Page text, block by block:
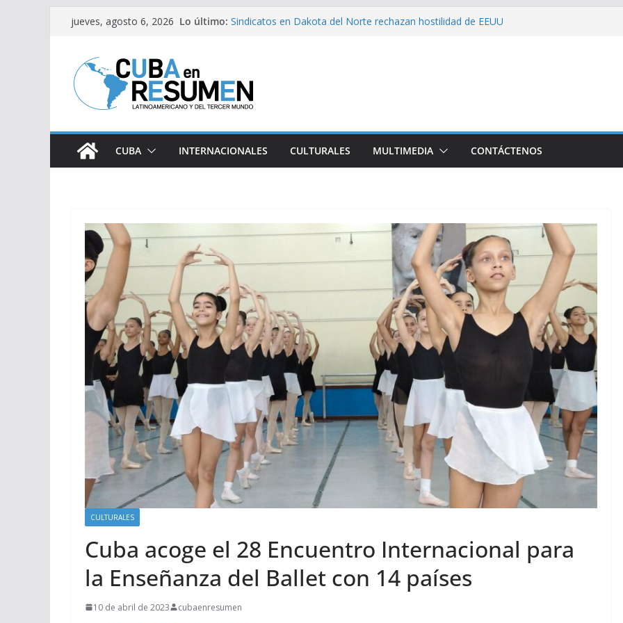
Saltar
contenido
jueves, agosto 6, 2026 Lo último: Sindicatos en Dakota del Norte rechazan hostilidad de EEUU
Brasil retira a embajador y rebaja relación diplomática con
Argentina
CUBA INTERNACIONALES CULTURALES MULTIMEDIA CONTÁCTENOS
CULTURALES
Cuba acoge el 28 Encuentro Internacional para
la Enseñanza del Ballet con 14 países
10 de abril de 2023 cubaenresumen